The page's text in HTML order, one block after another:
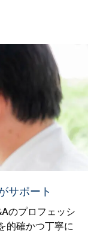
サポート
のプロフェッシ
的確かつ丁寧に